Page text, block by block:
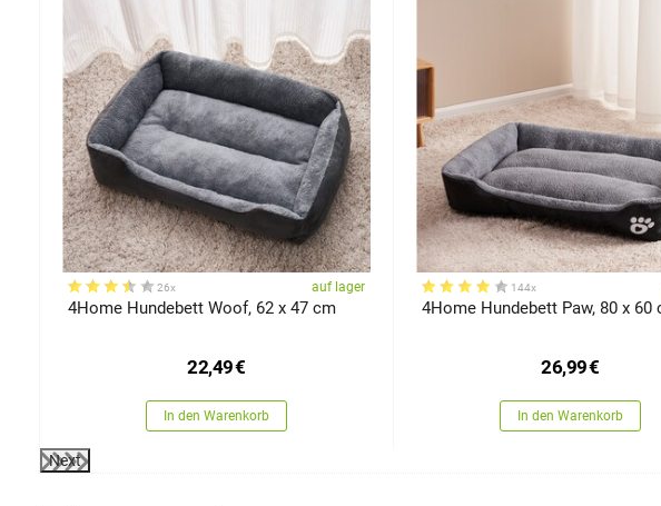
26x auf lager
4Home Hundebett Woof, 62 x 47 cm
22,49€
In den Warenkorb
144x
4Home Hundebett Paw, 80 x 60
26,99€
In den Warenkorb
Next